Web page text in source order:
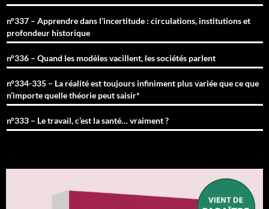
n°337 – Apprendre dans l’incertitude : circulations, institutions et
profondeur historique
n°336 – Quand les modèles vacillent, les sociétés parlent
n°334-335 – La réalité est toujours infiniment plus variée que ce que
n’importe quelle théorie peut saisir*
n°333 – Le travail, c’est la santé… vraiment ?